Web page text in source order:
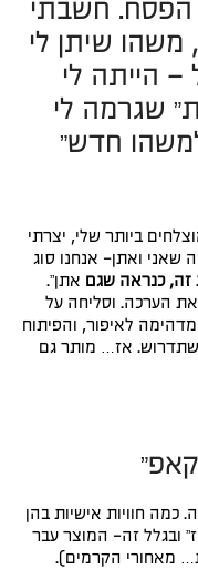
חשבתי
שיתן לי
הייתה לי
שגרמה לי
חדש”
ביותר שלי, יצרתי
שאני ואתן- אנחנו סוג
זה, כנראה שגם אתן”.
את הערכה. וסליחה על
לאיפור, והפיתוח
אז… מותר גם
חוויות אישיות בהן
לא היה “מדויק ב100 אחוז” ובגלל זה- המוצר עבר
מאחורי הקרמים).